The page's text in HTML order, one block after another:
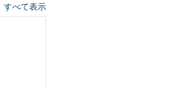
すべて表示